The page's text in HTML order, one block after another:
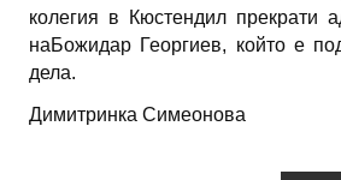
колегия в Кюстендил прекрати
наБожидар Георгиев, който е
дела.
Димитринка Симеонова